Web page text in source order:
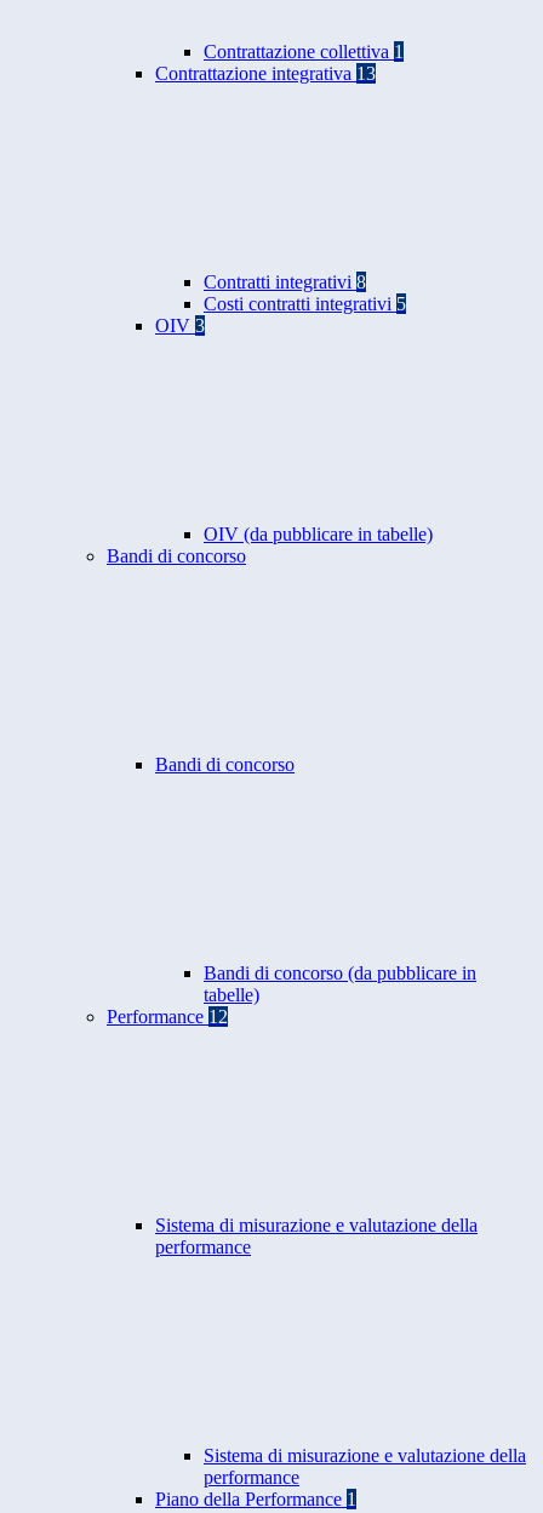
Contrattazione collettiva 1
Contrattazione integrativa 13
Contratti integrativi 8
Costi contratti integrativi 5
OIV 3
OIV (da pubblicare in tabelle)
Bandi di concorso
Bandi di concorso
Bandi di concorso (da pubblicare in
tabelle)
Performance 12
Sistema di misurazione e valutazione della
performance
Sistema di misurazione e valutazione della
performance
Piano della Performance 1